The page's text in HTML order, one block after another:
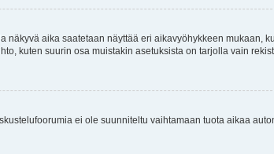
aika saatetaan näyttää eri aikavyöhykkeen mukaan,
kuten suurin osa muistakin asetuksista on tarjolla vain
ei ole suunniteltu vaihtamaan tuota aikaa